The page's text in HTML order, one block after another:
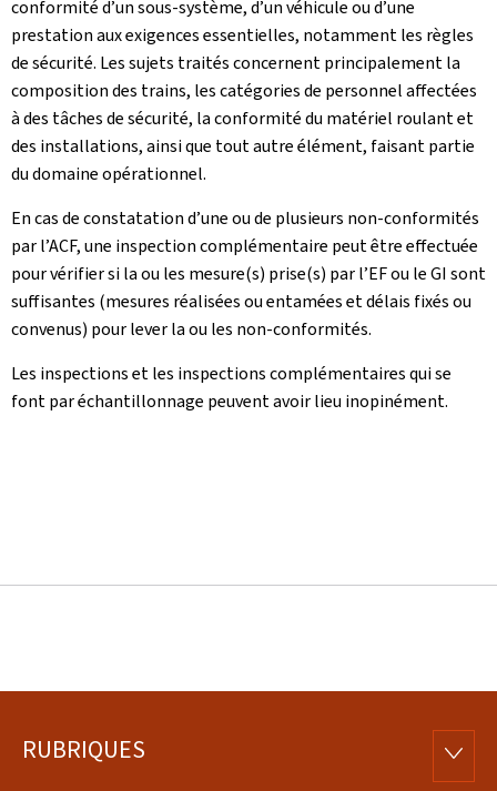
conformité d’un sous-système, d’un véhicule ou d’une
prestation aux exigences essentielles, notamment les règles
de sécurité. Les sujets traités concernent principalement la
composition des trains, les catégories de personnel affectées
à des tâches de sécurité, la conformité du matériel roulant et
des installations, ainsi que tout autre élément, faisant partie
du domaine opérationnel.
En cas de constatation d’une ou de plusieurs non-conformités
par l’ACF, une inspection complémentaire peut être effectuée
pour vérifier si la ou les mesure(s) prise(s) par l’EF ou le GI sont
suffisantes (mesures réalisées ou entamées et délais fixés ou
convenus) pour lever la ou les non-conformités.
Les inspections et les inspections complémentaires qui se
font par échantillonnage peuvent avoir lieu inopinément.
Pied
RUBRIQUES